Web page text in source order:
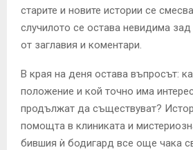
старите и новите истории се
случилото се остава невидима
от заглавия и коментари.
В края на деня остава въпросът:
положение и кой точно има
продължат да съществуват?
помощта в клиниката и
бившия ѝ бодигард все още чака